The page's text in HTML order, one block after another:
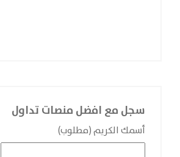
سجل مع افضل منصات تداول
أسمك الكريم (مطلوب)